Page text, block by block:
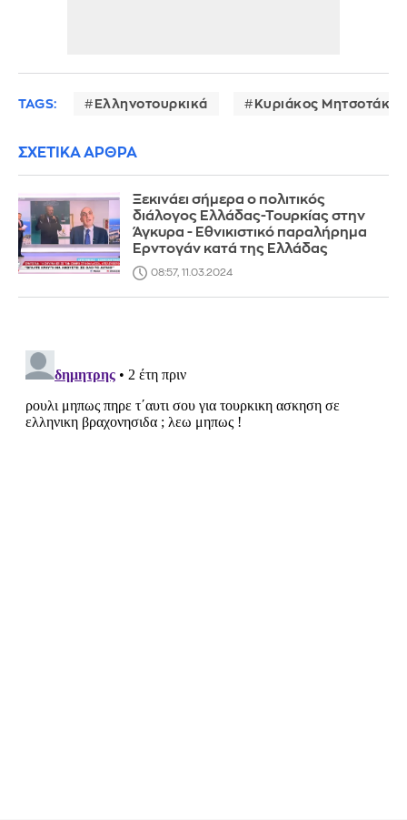
TAGS: Ελληνοτουρκικά Κυριάκος Μητσοτάκης
ΣΧΕΤΙΚΑ ΑΡΘΡΑ
Ξεκινάει σήμερα ο πολιτικός
διάλογος Ελλάδας-Τουρκίας στην
Άγκυρα - Εθνικιστικό παραλήρημα
Ερντογάν κατά της Ελλάδας
08:57, 11.03.2024